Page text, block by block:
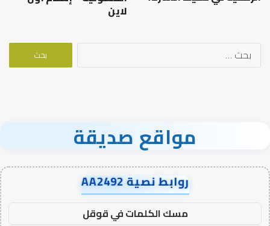
لاين
البحث
مواقع صديقة
روابط نصية AA2492
مسك الكلمات في قوقل